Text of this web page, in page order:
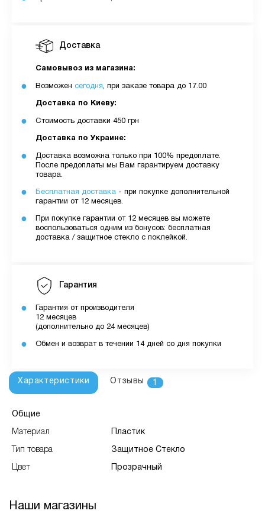
Доставка
Самовывоз из магазина:
Возможен сегодня, при заказе товара до 17.00
Доставка по Киеву:
Стоимость доставки 450 грн
Доставка по Украине:
Доставка возможна только при 100% предоплате.
После предоплаты мы Вам гарантируем доставку
товара.
Бесплатная доставка - при покупке дополнительной
гарантии от 12 месяцев.
При покупке гарантии от 12 месяцев вы можете
воспользоваться одним из бонусов: бесплатная
доставка / защитное стекло с поклейкой.
Гарантия
Гарантия от производителя
12 месяцев
(дополнительно до 24 месяцев)
Обмен и возврат в течении 14 дней со дня покупки
Характеристики Отзывы 1
Общие
Материал Пластик
Тип товара Защитное Стекло
Цвет Прозрачный
Наши магазины